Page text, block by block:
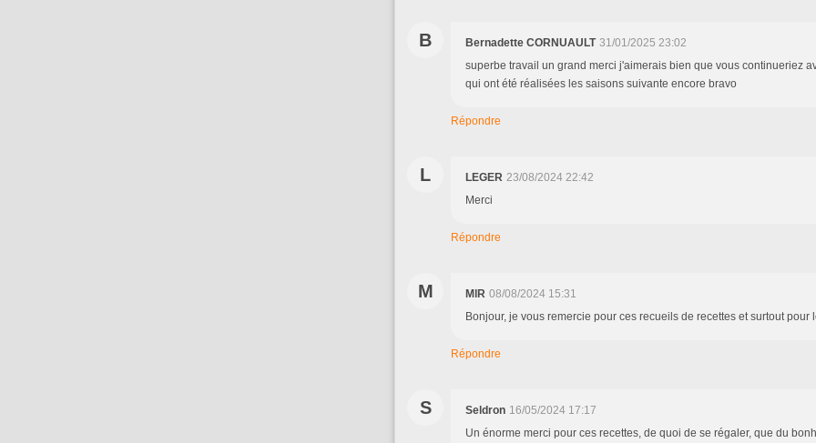
B Bernadette CORNUAULT 31/01/2025 23:02
superbe travail un grand merci j'aimerais bien que vous continueriez
qui ont été réalisées les saisons suivante encore bravo
Répondre
L LEGER 23/08/2024 22:42
Merci
Répondre
M MlR 08/08/2024 15:31
Bonjour, je vous remercie pour ces recueils de recettes et surtout pour
Répondre
S Seldron 16/05/2024 17:17
Un énorme merci pour ces recettes, de quoi de se régaler, que du